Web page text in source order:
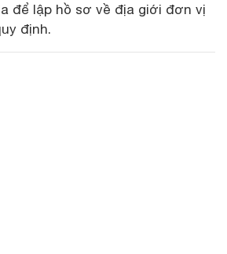
để lập hồ sơ về địa giới đơn vị
định.